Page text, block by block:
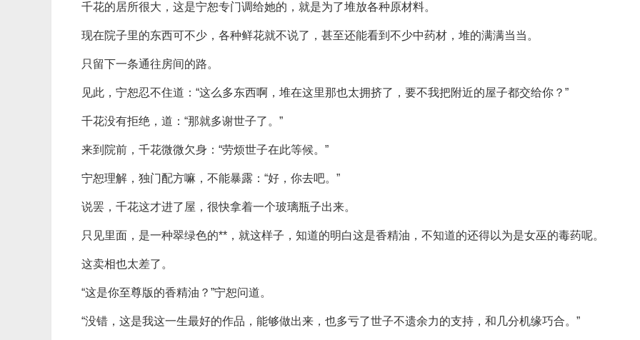
千花的居所很大，这是宁恕专门调给她的，就是为了堆放各种原材料。
现在院子里的东西可不少，各种鲜花就不说了，甚至还能看到不少中药材，堆的满满当当。
只留下一条通往房间的路。
见此，宁恕忍不住道：“这么多东西啊，堆在这里那也太拥挤了，要不我把附近的屋子都交给你？”
千花没有拒绝，道：“那就多谢世子了。”
来到院前，千花微微欠身：“劳烦世子在此等候。”
宁恕理解，独门配方嘛，不能暴露：“好，你去吧。”
说罢，千花这才进了屋，很快拿着一个玻璃瓶子出来。
只见里面，是一种翠绿色的**，就这样子，知道的明白这是香精油，不知道的还得以为是女巫的毒药呢。
这卖相也太差了。
“这是你至尊版的香精油？”宁恕问道。
“没错，这是我这一生最好的作品，能够做出来，也多亏了世子不遗余力的支持，和几分机缘巧合。”